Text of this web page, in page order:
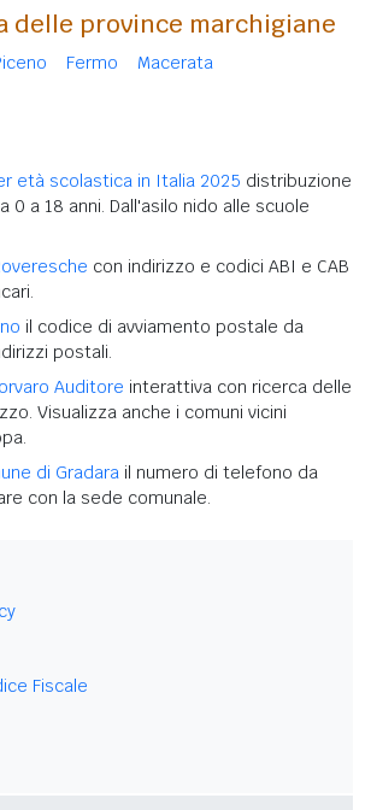
delle province marchigiane
Fermo
Macerata
età scolastica in Italia 2025 distribuzione
0 a 18 anni. Dall'asilo nido alle scuole
con indirizzo e codici ABI e CAB
il codice di avviamento postale da
postali.
Auditore interattiva con ricerca delle
Visualizza anche i comuni vicini
di Gradara il numero di telefono da
con la sede comunale.
Fiscale